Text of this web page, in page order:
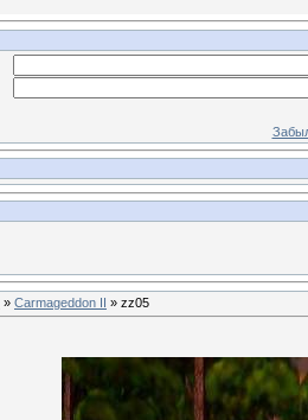
» Carmageddon II » zz05